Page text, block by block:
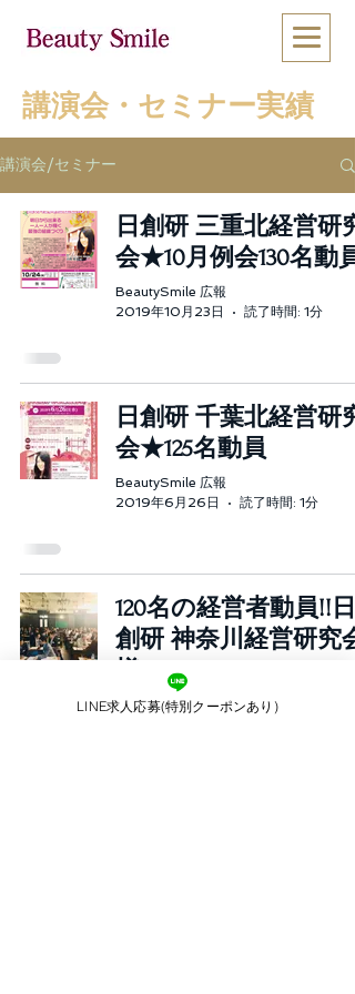
​講演会・セミナー実績
講演会/セミナー
日創研 三重北経営研究
会★10月例会130名動員
BeautySmile 広報
2019年10月23日
読了時間: 1分
日創研 千葉北経営研究
会★125名動員
BeautySmile 広報
2019年6月26日
読了時間: 1分
120名の経営者動員!!日
創研 神奈川経営研究会
BeautySmile 広報
LINE求人応募(特別クーポンあり)